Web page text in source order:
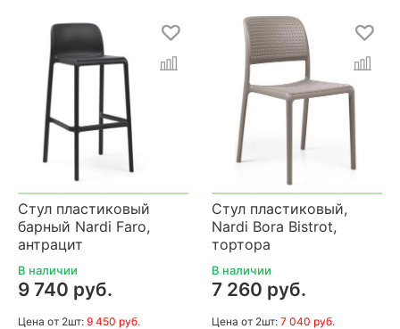
Стул пластиковый
барный Nardi Faro,
антрацит
В наличии
9 740 руб.
Цена от 2шт: 9 450 руб.
Стул пластиковый,
Nardi Bora Bistrot,
тортора
В наличии
7 260 руб.
Цена от 2шт: 7 040 руб.